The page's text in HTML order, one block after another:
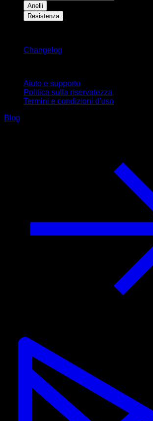
Anelli
Resistenza
Changelog
Aiuto e supporto
Politica sulla riservatezza
Termini e condizioni d'uso
Blog